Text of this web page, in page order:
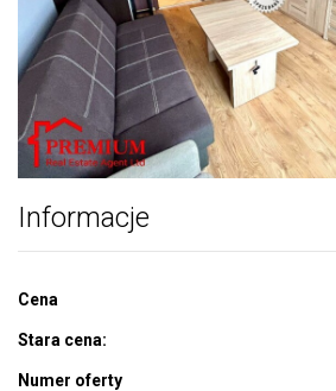
Informacje
Cena
Stara cena:
Numer oferty